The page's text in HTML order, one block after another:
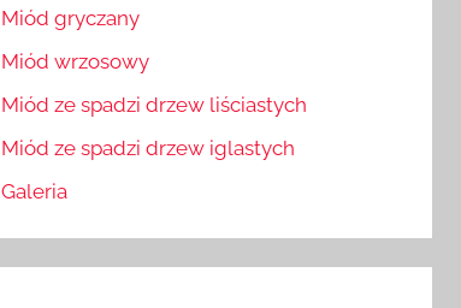
Miód gryczany
Miód wrzosowy
Miód ze spadzi drzew liściastych
Miód ze spadzi drzew iglastych
Galeria